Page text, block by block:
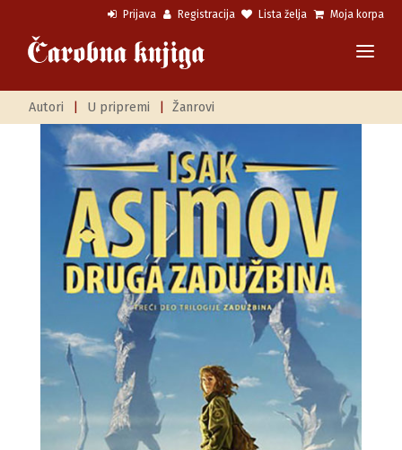
Prijava Registracija Lista želja Moja korpa
Autori U pripremi Žanrovi